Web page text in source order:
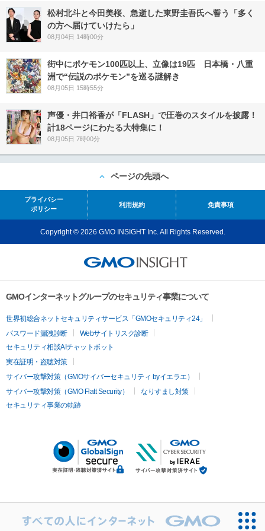
松村北斗と今田美桜、急逝した東野圭吾氏へ誓う「多く
の方へ届けていけたら」
08月04日 14時00分
街中にポケモン100匹以上、立像は19匹 日本橋・八重
洲で“伝説のポケモン”を巡る謎解き
08月05日 15時55分
声優・井口裕香が「FLASH」で圧巻のスタイルを披露！
計18ページにわたる大特集に！
08月05日 7時00分
ページの先頭へ
プライバシー
ポリシー
利用規約 免責事項
Copyright © 2026 GMO INSIGHT Inc. All Rights Reserved.
GMOインターネットグループのセキュリティ事業について
世界初総合ネットセキュリティサービス「GMOセキュリティ24」
パスワード漏洩診断
Webサイトリスク診断
セキュリティ相談AIチャットボット
実在証明・盗聴対策
サイバー攻撃対策（GMOサイバーセキュリティ byイエラエ）
サイバー攻撃対策（GMO Flatt Security）
なりすまし対策
セキュリティ事業の軌跡